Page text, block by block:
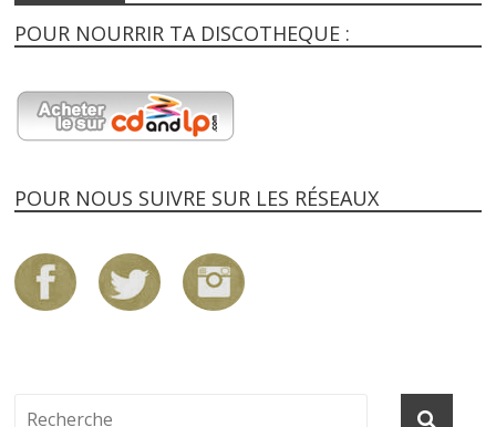
POUR NOURRIR TA DISCOTHEQUE :
POUR NOUS SUIVRE SUR LES RÉSEAUX